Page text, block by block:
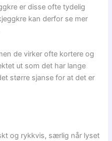
er disse ofte tydelig
kan derfor se mer
de virker ofte kortere og
ut som det har lange
større sjanse for at det er
og rykkvis, særlig når lyset